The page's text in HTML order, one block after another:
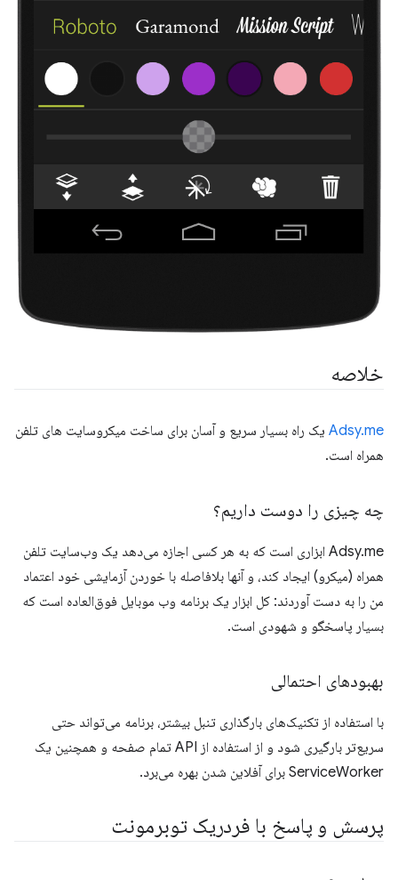
خلاصه
Adsy.me یک راه بسیار سریع و آسان برای ساخت میکروسایت های تلفن
همراه است.
چه چیزی را دوست داریم؟
Adsy.me ابزاری است که به هر کسی اجازه می‌دهد یک وب‌سایت تلفن
همراه (میکرو) ایجاد کند، و آنها بلافاصله با خوردن آزمایشی خود اعتماد
من را به دست آوردند: کل ابزار یک برنامه وب موبایل فوق‌العاده است که
بسیار پاسخگو و شهودی است.
بهبودهای احتمالی
با استفاده از تکنیک‌های بارگذاری تنبل بیشتر، برنامه می‌تواند حتی
سریع‌تر بارگیری شود و از استفاده از API تمام صفحه و همچنین یک
ServiceWorker برای آفلاین شدن بهره می‌برد.
پرسش و پاسخ با فردریک توبرمونت